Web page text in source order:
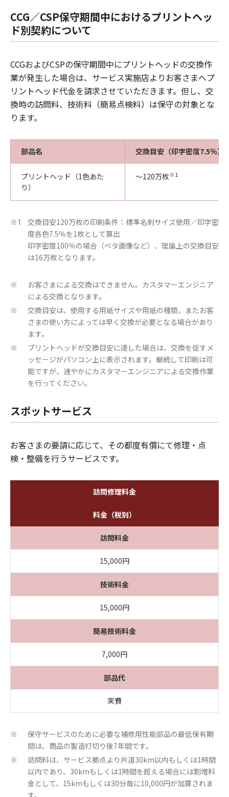
CCG／CSP保守期間中におけるプリントヘッ
ド別契約について
CCGおよびCSPの保守期間中にプリントヘッドの交換作
業が発生した場合は、サービス実施店よりお客さまへプ
リントヘッド代金を請求させていただきます。但し、交
換時の訪問料、技術料（簡易点検料）は保守の対象とな
ります。
部品名 交換目安（印字密度7.5％）
プリントヘッド（1色あた
り）
～120万枚※1
※1
交換目安120万枚の印刷条件：標準名刺サイズ使用／印字密
度各色7.5％を1枚として算出
印字密度100％の場合（ベタ画像など）、理論上の交換目安
は16万枚となります。
※
お客さまによる交換はできません。カスタマーエンジニア
による交換となります。
※
交換目安は、使用する用紙サイズや用紙の種類、またお客
さまの使い方によっては早く交換が必要となる場合があり
ます。
※
プリントヘッドが交換目安に達した場合は、交換を促すメ
ッセージがパソコン上に表示されます。継続して印刷は可
能ですが、速やかにカスタマーエンジニアによる交換作業
を行ってください。
スポットサービス
お客さまの要請に応じて、その都度有償にて修理・点
検・整備を行うサービスです。
訪問修理料金
料金（税別）
訪問料金
15,000円
技術料金
15,000円
簡易技術料金
7,000円
部品代
実費
※
保守サービスのために必要な補修用性能部品の最低保有期
間は、商品の製造打切り後7年間です。
※
訪問料は、サービス拠点より片道30km以内もしくは1時間
以内であり、30kmもしくは1時間を超える場合には割増料
金として、15kmもしくは30分毎に10,000円が加算されま